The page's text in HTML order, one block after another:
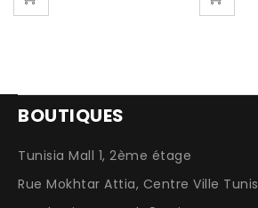
BOUTIQUES
Tunisia Mall 1, 2ème étage
Rue Mokhtar Attia, Centre Ville Tunis